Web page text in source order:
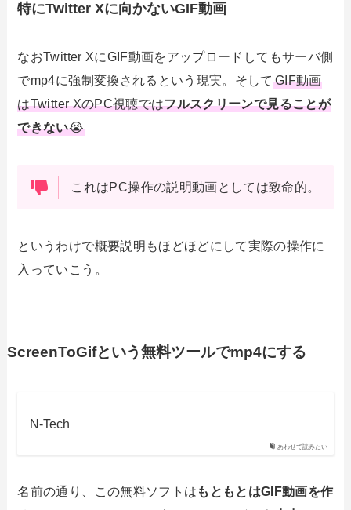
特にTwitter Xに向かないGIF動画
なおTwitter XにGIF動画をアップロードしてもサーバ側
でmp4に強制変換されるという現実。そして GIF動画
はTwitter XのPC視聴ではフルスクリーンで見ることが
できない😭
これはPC操作の説明動画としては致命的。
というわけで概要説明もほどほどにして実際の操作に
入っていこう。
ScreenToGifという無料ツールでmp4にする
あわせて読みたい
N-Tech
名前の通り、この無料ソフトは もともとはGIF動画を作